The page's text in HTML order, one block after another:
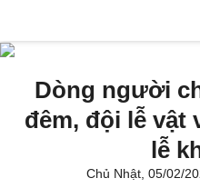
Dòng người
đêm, đội lễ vật
lễ
Chủ Nhật, 05/02/